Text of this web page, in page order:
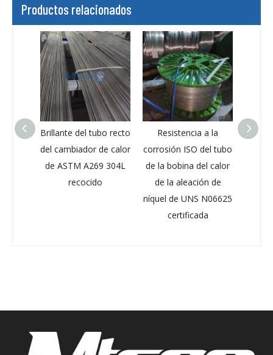
Productos relacionados
del
Brillante del tubo recto
del cambiador de calor
de ASTM A269 304L
recocido
Resistencia a la
corrosión ISO del tubo
de la bobina del calor
de la aleación de
níquel de UNS N06625
certificada